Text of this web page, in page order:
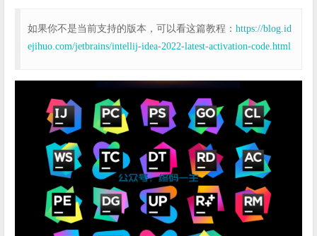
如果你不是当前支持的版本，可以看这篇教程： https://blog.id
ejihuo.com/jetbrains/intellij-idea-2022-latest-activation-code.html